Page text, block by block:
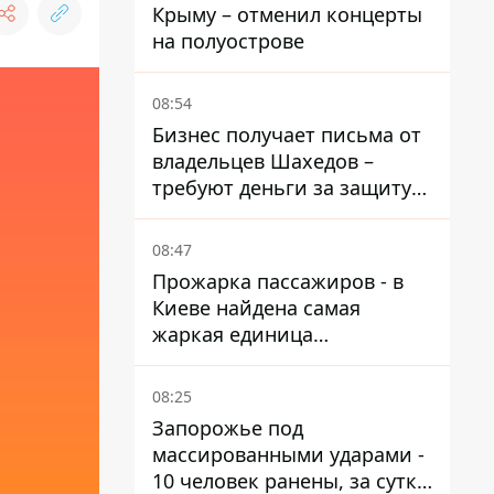
Крыму – отменил концерты
на полуострове
08:54
Бизнес получает письма от
владельцев Шахедов –
требуют деньги за защиту
от атак
08:47
Прожарка пассажиров - в
Киеве найдена самая
жаркая единица
общественного транспорта
08:25
Запорожье под
массированными ударами -
10 человек ранены, за сутки